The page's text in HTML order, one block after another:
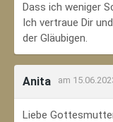
Dass ich weniger
Ich vertraue Dir
der Gläubigen.
Anita am
Liebe